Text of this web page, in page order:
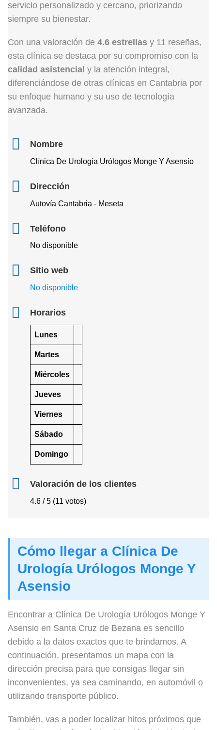
servicio personalizado y cercano, priorizando
siempre su bienestar.
Con una valoración de 4.6 estrellas y 11 reseñas,
esta clínica se destaca por su compromiso con la
calidad asistencial y la atención integral,
diferenciándose de otras clínicas en Cantabria por
su enfoque humano y su uso de tecnología
avanzada.
Nombre
Clínica De Urología Urólogos Monge Y Asensio
Dirección
Autovía Cantabria - Meseta
Teléfono
No disponible
Sitio web
No disponible
Horarios
Lunes
Martes
Miércoles
Jueves
Viernes
Sábado
Domingo
Valoración de los clientes
4.6 / 5 (11 votos)
Cómo llegar a Clínica De
Urología Urólogos Monge Y
Asensio
Encontrar a Clínica De Urología Urólogos Monge Y
Asensio en Santa Cruz de Bezana es sencillo
debido a la datos exactos que te brindamos. A
continuación, presentamos un mapa con la
dirección precisa para que consigas llegar sin
inconvenientes, ya sea caminando, en automóvil o
utilizando transporte público.
También, vas a poder localizar hitos próximos que